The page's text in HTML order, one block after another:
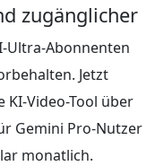
zugänglicher
Ultra-Abonnenten
Jetzt
KI-Video-Tool über
Gemini Pro-Nutzer
monatlich.